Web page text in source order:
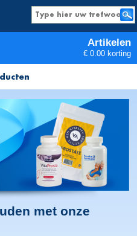
Artikelen
€ 0.00 korting
met onze